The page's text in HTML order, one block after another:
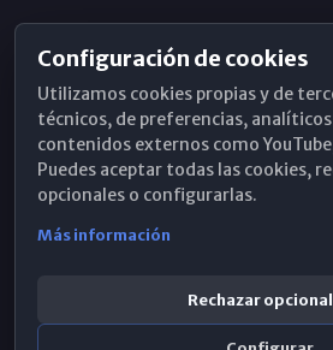
Horarios de Misa
Hemeroteca
WhatsApp
Configuración de cookies
Utilizamos cookies propias y de
técnicos, de preferencias,
contenidos externos como
Puedes aceptar todas las cookies,
opcionales o configurarlas.
Más información
Rechazar